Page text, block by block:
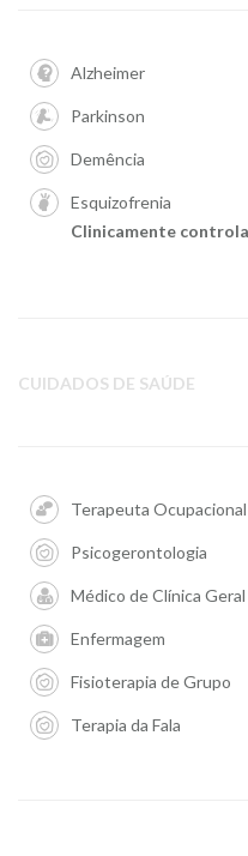
Alzheimer
Parkinson
Demência
Esquizofrenia
Clinicamente
CUIDADOS DE SAÚDE
Terapeuta Ocupacional
Psicogerontologia
Médico de Clínica Geral
Enfermagem
Fisioterapia de Grupo
Terapia da Fala